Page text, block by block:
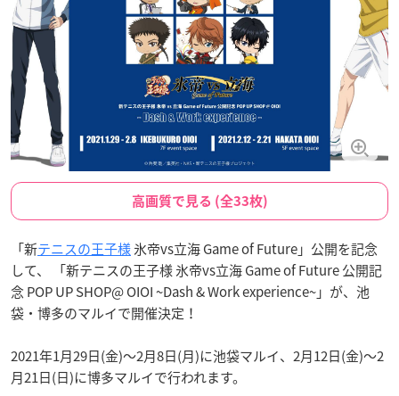
高画質で見る (全33枚)
「新テニスの王子様氷帝vs立海 Game of Future」公開を記念
して、 「新テニスの王子様 氷帝vs立海 Game of Future 公開記
念 POP UP SHOP@ OIOI ~Dash & Work experience~」が、池
袋・博多のマルイで開催決定！
2021年1月29日(金)～2月8日(月)に池袋マルイ、2月12日(金)～2
月21日(日)に博多マルイで行われます。